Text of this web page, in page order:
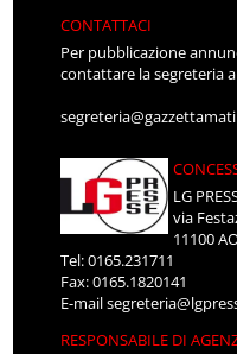
CONTATTACI
Per pubblicazione
contattare la segreteria
LG
via
11100
Tel: 0165.231711
Fax: 0165.1820141
E-mail
RESPONSABILE DI